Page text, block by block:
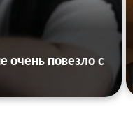
повезло с